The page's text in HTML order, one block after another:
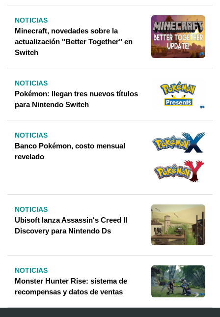
NOTICIAS
Minecraft, novedades sobre la
actualización "Better Together" en
Switch
NOTICIAS
Pokémon: llegan tres nuevos títulos
para Nintendo Switch
NOTICIAS
Banco Pokémon, costo mensual
revelado
NOTICIAS
Ubisoft lanza Assassin's Creed II
Discovery para Nintendo Ds
NOTICIAS
Monster Hunter Rise: sistema de
recompensas y datos de ventas